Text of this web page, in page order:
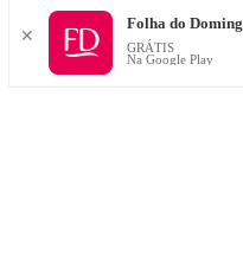
✕
Folha do
GRÁTIS
Na Google Play